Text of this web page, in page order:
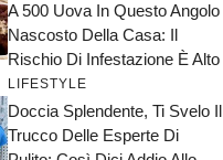
A 500 Uova In Questo Angolo
Nascosto Della Casa: Il
Rischio Di Infestazione È Alto
LIFESTYLE
Doccia Splendente, Ti Svelo Il
Trucco Delle Esperte Di